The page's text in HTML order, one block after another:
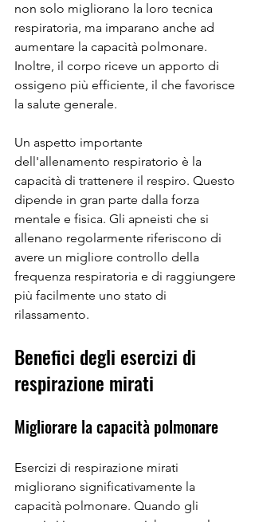
non solo migliorano la loro tecnica
respiratoria, ma imparano anche ad
aumentare la capacità polmonare.
Inoltre, il corpo riceve un apporto di
ossigeno più efficiente, il che favorisce
la salute generale.
Un aspetto importante
dell'allenamento respiratorio è la
capacità di trattenere il respiro. Questo
dipende in gran parte dalla forza
mentale e fisica. Gli apneisti che si
allenano regolarmente riferiscono di
avere un migliore controllo della
frequenza respiratoria e di raggiungere
più facilmente uno stato di
rilassamento.
Benefici degli esercizi di
respirazione mirati
Migliorare la capacità polmonare
Esercizi di respirazione mirati
migliorano significativamente la
capacità polmonare. Quando gli